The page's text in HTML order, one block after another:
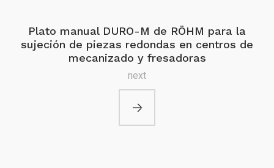
Plato manual DURO-M de RÖHM para la
sujeción de piezas redondas en centros de
mecanizado y fresadoras
next